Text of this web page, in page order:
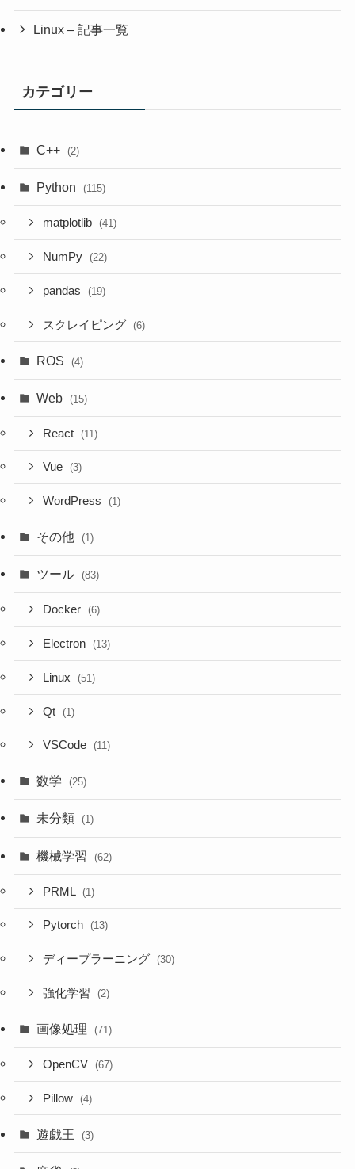
Linux – 記事一覧
カテゴリー
C++ (2)
Python (115)
matplotlib (41)
NumPy (22)
pandas (19)
スクレイピング (6)
ROS (4)
Web (15)
React (11)
Vue (3)
WordPress (1)
その他 (1)
ツール (83)
Docker (6)
Electron (13)
Linux (51)
Qt (1)
VSCode (11)
数学 (25)
未分類 (1)
機械学習 (62)
PRML (1)
Pytorch (13)
ディープラーニング (30)
強化学習 (2)
画像処理 (71)
OpenCV (67)
Pillow (4)
遊戯王 (3)